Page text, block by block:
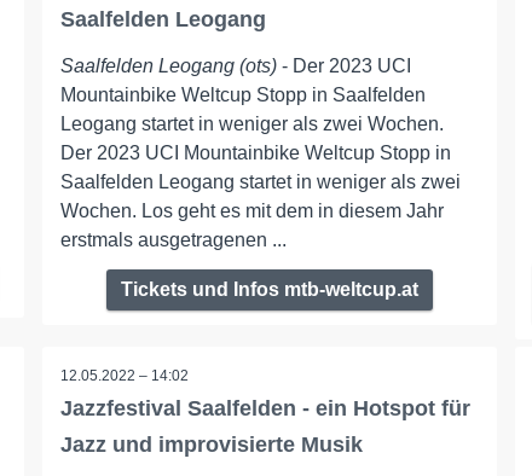
Saalfelden Leogang
Saalfelden Leogang (ots)- Der 2023 UCI
Mountainbike Weltcup Stopp in Saalfelden
Leogang startet in weniger als zwei Wochen.
Der 2023 UCI Mountainbike Weltcup Stopp in
Saalfelden Leogang startet in weniger als zwei
Wochen. Los geht es mit dem in diesem Jahr
erstmals ausgetragenen ...
Tickets und Infos mtb-weltcup.at
12.05.2022 – 14:02
Jazzfestival Saalfelden - ein Hotspot für
Jazz und improvisierte Musik